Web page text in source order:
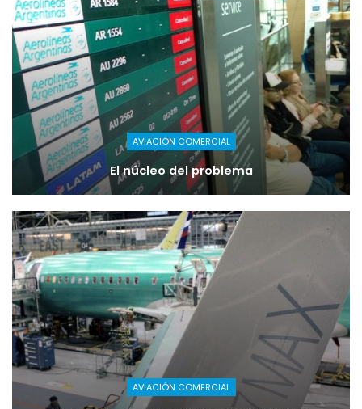
AVIACIÓN COMERCIAL
El núcleo del problema
AVIACIÓN COMERCIAL